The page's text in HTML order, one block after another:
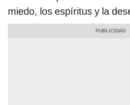
miedo, los espíritus y la